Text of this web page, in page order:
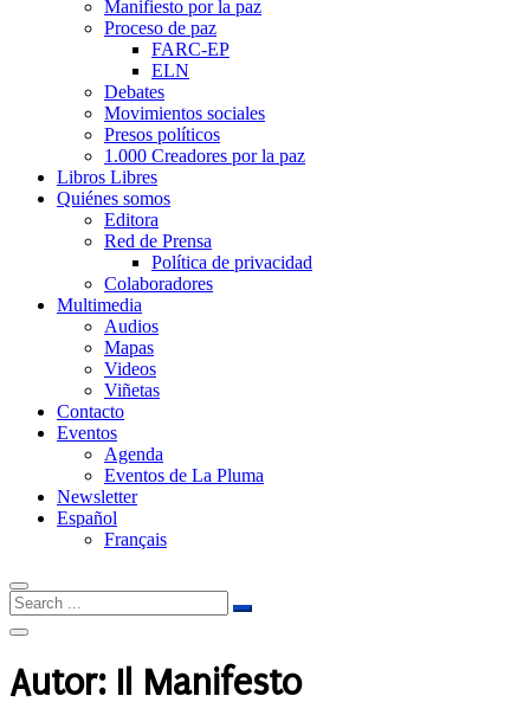
Manifiesto por la paz
Proceso de paz
FARC-EP
ELN
Debates
Movimientos sociales
Presos políticos
1.000 Creadores por la paz
Libros Libres
Quiénes somos
Editora
Red de Prensa
Política de privacidad
Colaboradores
Multimedia
Audios
Mapas
Videos
Viñetas
Contacto
Eventos
Agenda
Eventos de La Pluma
Newsletter
Español
Français
Autor: Il Manifesto